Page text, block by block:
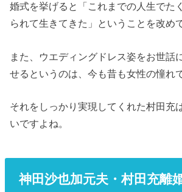
婚式を挙げると「これまでの人生でた
られて生きてきた」ということを改め
また、ウエディングドレス姿をお世話
せるというのは、今も昔も女性の憧れ
それをしっかり実現してくれた村田充
いですよね。
神田沙也加元夫・村田充離